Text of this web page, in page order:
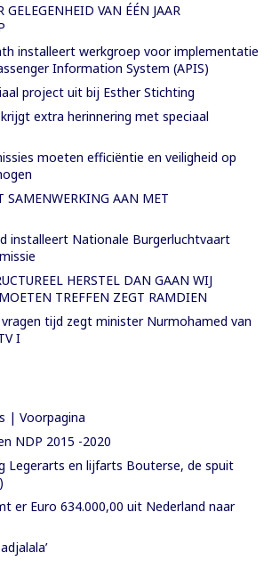
GELEGENHEID VAN ÉÉN JAAR
installeert werkgroep voor implementatie
Information System (APIS)
project uit bij Esther Stichting
extra herinnering met speciaal
moeten efficiëntie en veiligheid op
SAMENWERKING AAN MET
installeert Nationale Burgerluchtvaart
HERSTEL DAN GAAN WIJ
TREFFEN ZEGT RAMDIEN
tijd zegt minister Nurmohamed van
I
| Voorpagina
NDP 2015 -2020
Legerarts en lijfarts Bouterse, de spuit
er Euro 634.000,00 uit Nederland naar